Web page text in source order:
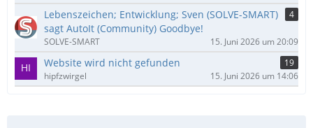
Lebenszeichen; Entwicklung; Sven (SOLVE-SMART)
sagt AutoIt (Community) Goodbye!
4
SOLVE-SMART 15. Juni 2026 um 20:09
Website wird nicht gefunden
19
hipfzwirgel
15. Juni 2026 um 14:06